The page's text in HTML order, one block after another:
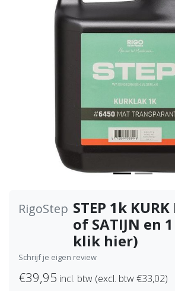
RigoStep STEP 1k
of SATIJN en
klik hier)
Schrijf je eigen review
€39,95 incl. btw (excl. btw €33,02)